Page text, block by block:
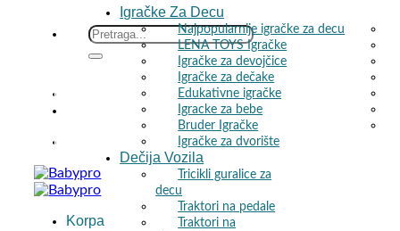
Search
proizvoda! 🚚
proizvoda! 🚚
Korpa
Igračke Za Decu
Najpopularnije igračke za decu
LENA TOYS Igračke
Igračke za devojčice
Igračke za dečake
Edukativne igračke
Igracke za bebe
Bruder Igračke
Igračke za dvorište
Dečija Vozila
Tricikli guralice za
decu
Traktori na pedale
Traktori na